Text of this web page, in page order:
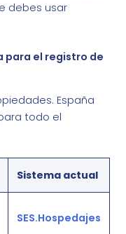
debes usar
para el registro de
España
todo el
Sistema actual
SES.Hospedajes